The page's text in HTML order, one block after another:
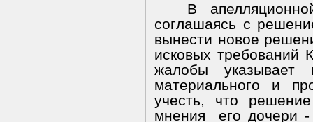
В
соглашаясь с
вынести новое
исковых требований
жалобы
материального и
учесть, что
мнения
его дочери